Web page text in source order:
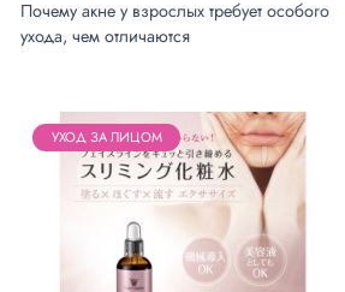
Почему акне у взрослых требует особого
ухода, чем отличаются
УХОД ЗА ЛИЦОМ